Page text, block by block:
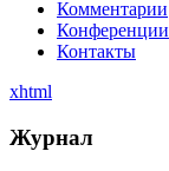
Комментарии
Конференции
Контакты
xhtml
Журнал